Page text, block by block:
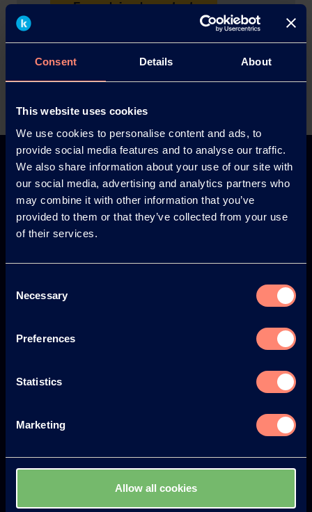
Consent Details About
This website uses cookies
We use cookies to personalise content and ads, to
provide social media features and to analyse our traffic.
We also share information about your use of our site with
our social media, advertising and analytics partners who
may combine it with other information that you’ve
provided to them or that they’ve collected from your use
of their services.
Selection
Necessary
Preferences
Statistics
Marketing
Allow all cookies
Formulaire de contact
Europe America
Kuraray
À propos de KURARAY POVAL™
Avantages de l'utilisation de KURARAY POVAL™